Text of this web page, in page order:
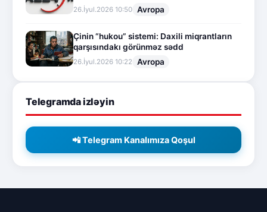
26.İyul.2026 10:50 Avropa
Çinin “hukou” sistemi: Daxili miqrantların
qarşısındakı görünməz sədd
26.İyul.2026 10:22 Avropa
Telegramda izləyin
📲 Telegram Kanalımıza Qoşul